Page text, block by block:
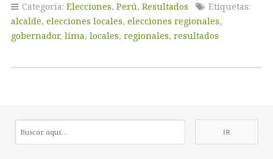
Categoría: Elecciones, Perú, Resultados
Etiquetas:
alcalde, elecciones locales, elecciones regionales,
gobernador, lima, locales, regionales, resultados